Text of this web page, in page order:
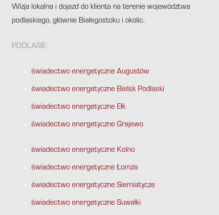
Wizja lokalna i dojazd do klienta na terenie województwa
podlaskiego, głównie Białegostoku i okolic.
PODLASIE:
świadectwo energetyczne Augustów
świadectwo energetyczne Bielsk Podlaski
świadectwo energetyczne Ełk
świadectwo energetyczne Grajewo
świadectwo energetyczne Kolno
świadectwo energetyczne Łomża
świadectwo energetyczne Siemiatycze
świadectwo energetyczne Suwałki